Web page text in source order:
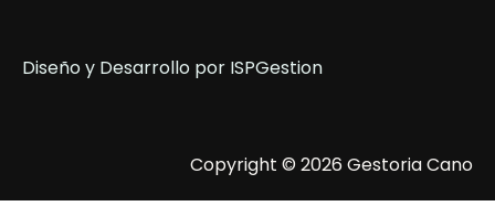
Diseño y Desarrollo por ISPGestion
Copyright © 2026 Gestoria Cano